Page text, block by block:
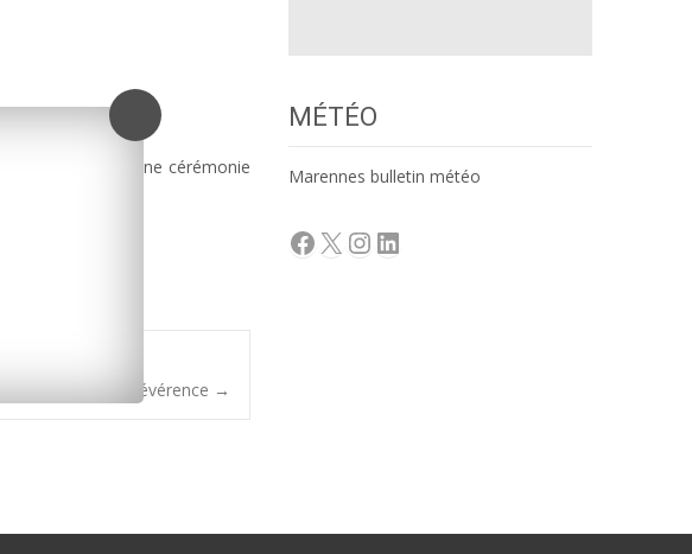
15 ans, avant une cérémonie
bientôt tirer sa révérence →
MÉTÉO
Marennes bulletin météo
Facebook
X Instagram
LinkedIn